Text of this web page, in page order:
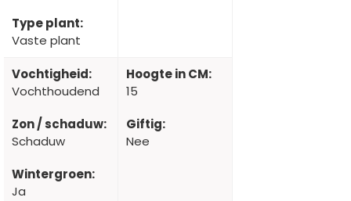
Type plant:
Vaste plant
Vochtigheid:
Vochthoudend
Zon / schaduw:
Schaduw
Wintergroen:
Ja
Hoogte in CM:
15
Giftig:
Nee